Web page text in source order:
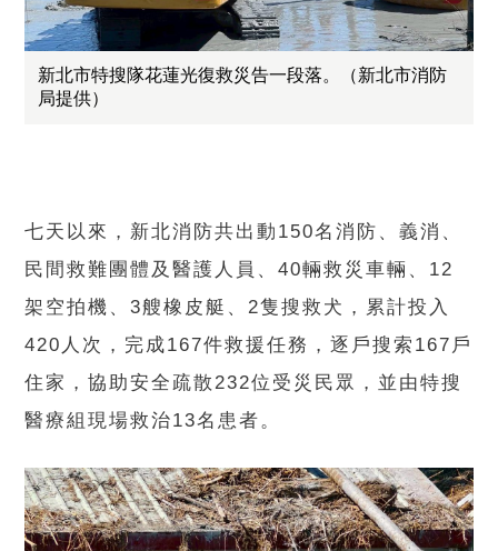
新北市特搜隊花蓮光復救災告一段落。（新北市消防
局提供）
七天以來，新北消防共出動150名消防、義消、
民間救難團體及醫護人員、40輛救災車輛、12
架空拍機、3艘橡皮艇、2隻搜救犬，累計投入
420人次，完成167件救援任務，逐戶搜索167戶
住家，協助安全疏散232位受災民眾，並由特搜
醫療組現場救治13名患者。